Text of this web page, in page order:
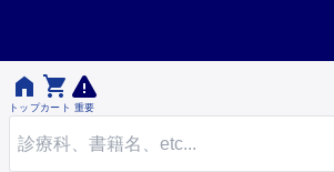

トップ

カート 重要